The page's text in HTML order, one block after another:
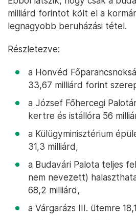
milliárd forintot költ el a
legnagyobb beruházási tétel.
Részletezve:
a Honvéd
33,67 milliárd forint
a József Főhercegi
kertre és istállóra 56
a Külügyminisztérium
31,3 milliárd,
a Budavári Palota teljes
nem nevezett)
68,2 milliárd,
a Várgarázs III. ütemre